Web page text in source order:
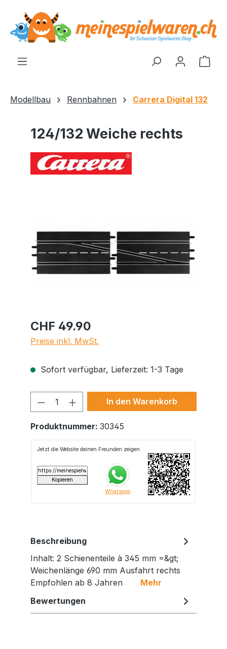
springen
Modellbau Rennbahnen Carrera Digital 132
124/132 Weiche rechts
CHF 49.90
Preise inkl. MwSt.
Sofort verfügbar, Lieferzeit: 1-3 Tage
Produkt Anzahl: Gib den
In den Warenkorb
Produktnummer: 30345
Beschreibung
Inhalt: 2 Schienenteile à 345 mm =&gt;
Weichenlänge 690 mm Ausfahrt rechts
Empfohlen ab 8 Jahren Mehr
Bewertungen